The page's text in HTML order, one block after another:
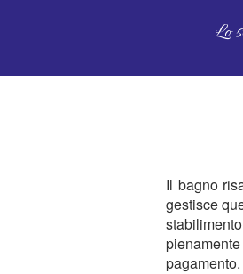
Lo
Il bagno
gestisce
pagamento.